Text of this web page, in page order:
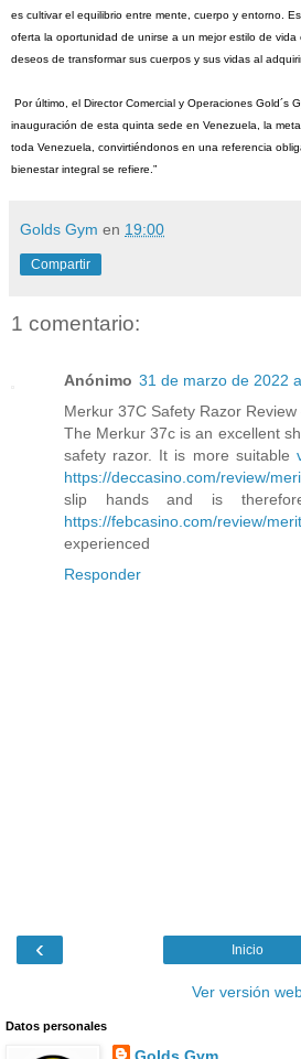
es cultivar el equilibrio entre mente, cuerpo y entorno.
oferta la oportunidad de unirse a un mejor estilo de
deseos de transformar sus cuerpos y sus vidas al
Por último, el Director Comercial y Operaciones Gold´s
inauguración de esta quinta sede en Venezuela, la
toda Venezuela, convirtiéndonos en una referencia
bienestar integral se refiere.”
Golds Gym en 19:00
Compartir
1 comentario:
Anónimo 31 de marzo de 2022
Merkur 37C Safety Razor
The Merkur 37c is an excellent
safety razor. It is more suitable
https://deccasino.com/review/
slip hands and is
https://febcasino.com/review/
experienced
Responder
‹ Inicio
Ver versión
Datos personales
Golds Gym